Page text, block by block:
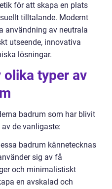
för att skapa en plats
tilltalande. Modernt
användning av neutrala
utseende, innovativa
lösningar.
olika typer av
badrum som har blivit
de vanligaste:
badrum kännetecknas
sig av få
och minimalistiskt
en avskalad och